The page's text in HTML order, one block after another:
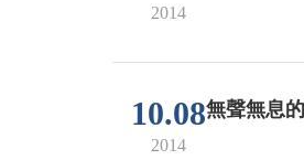
2014
10.08
2014
無聲無息